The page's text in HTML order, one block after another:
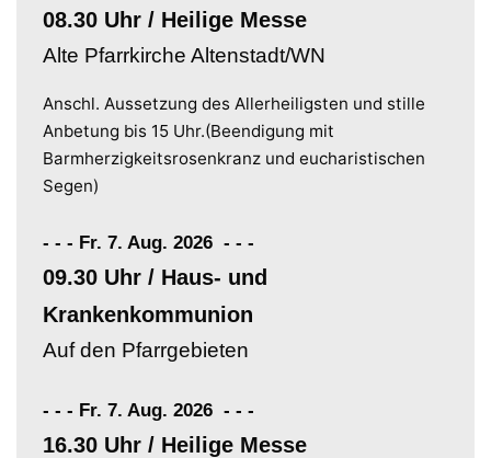
08.30 Uhr / Heilige Messe
Alte Pfarrkirche Altenstadt/WN
Anschl. Aussetzung des Allerheiligsten und stille
Anbetung bis 15 Uhr.(Beendigung mit
Barmherzigkeitsrosenkranz und eucharistischen
Segen)
- - - Fr. 7. Aug. 2026 - - -
09.30 Uhr / Haus- und
Krankenkommunion
Auf den Pfarrgebieten
- - - Fr. 7. Aug. 2026 - - -
16.30 Uhr / Heilige Messe